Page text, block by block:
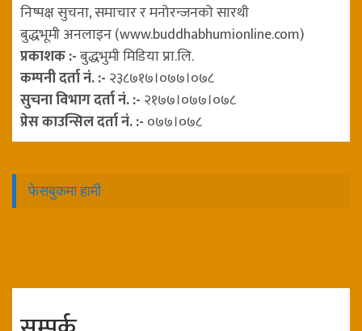
निष्पक्ष सुचना, समाचार र मनोरन्जनको सारथी
बुद्धभूमी अनलाइन (www.buddhabhumionline.com)
प्रकाशक :-बुद्धभुमी मिडिया प्रा.लि.
कम्पनी दर्ता नं. :- २३८७१७।०७७।०७८
सुचना विभाग दर्ता नं. :- २१७७।०७७।०७८
प्रेस काउन्सिल दर्ता नं. :- ०७७।०७८
फेसबुकमा हामी